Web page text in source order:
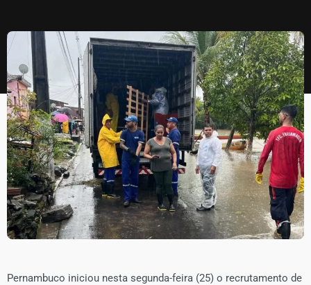
​Pernambuco iniciou nesta segunda-feira (25) o recrutamento de